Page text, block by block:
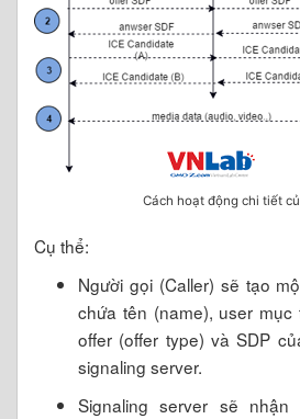
Cách hoạt động chi tiết
Cụ thể:
Người gọi (Caller) sẽ tạo
chứa tên (name), user mục
offer (offer type) và SDP
signaling server.
Signaling server sẽ